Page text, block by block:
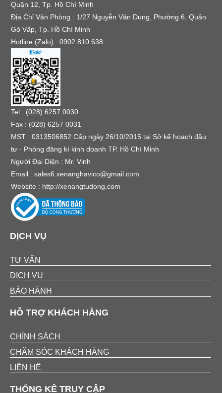
Quận 12, Tp. Hồ Chí Minh
Địa Chỉ Văn Phòng : 1/27 Nguyễn Văn Dung, Phường 6, Quận
Gò Vấp, Tp. Hồ Chí Minh
Hotline (Zalo) : 0902 810 638
Tel : (028) 6257 0030
Fax : (028) 6257 0031
MST : 0313506852 Cấp ngày 26/10/2015 tại Sở kế hoạch đầu
tư - Phòng đăng kí kinh doanh TP. Hồ Chí Minh
Người Đại Diện : Mr. Vinh
Email :sales6.xenanghavico@gmail.com
Website : http://xenangtudong.com
DỊCH VỤ
TƯ VẤN
DỊCH VỤ
BẢO HÀNH
HỖ TRỢ KHÁCH HÀNG
CHÍNH SÁCH
CHĂM SÓC KHÁCH HÀNG
LIÊN HỆ
THỐNG KÊ TRUY CẬP